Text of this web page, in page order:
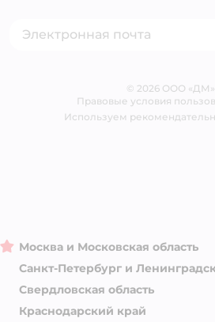
Блог
Корм для собак
© 2026 ООО «ДМ»
Правовые условия
Используем
Москва и Московская область
Санкт-Петербург и
Свердловская область
Краснодарский край